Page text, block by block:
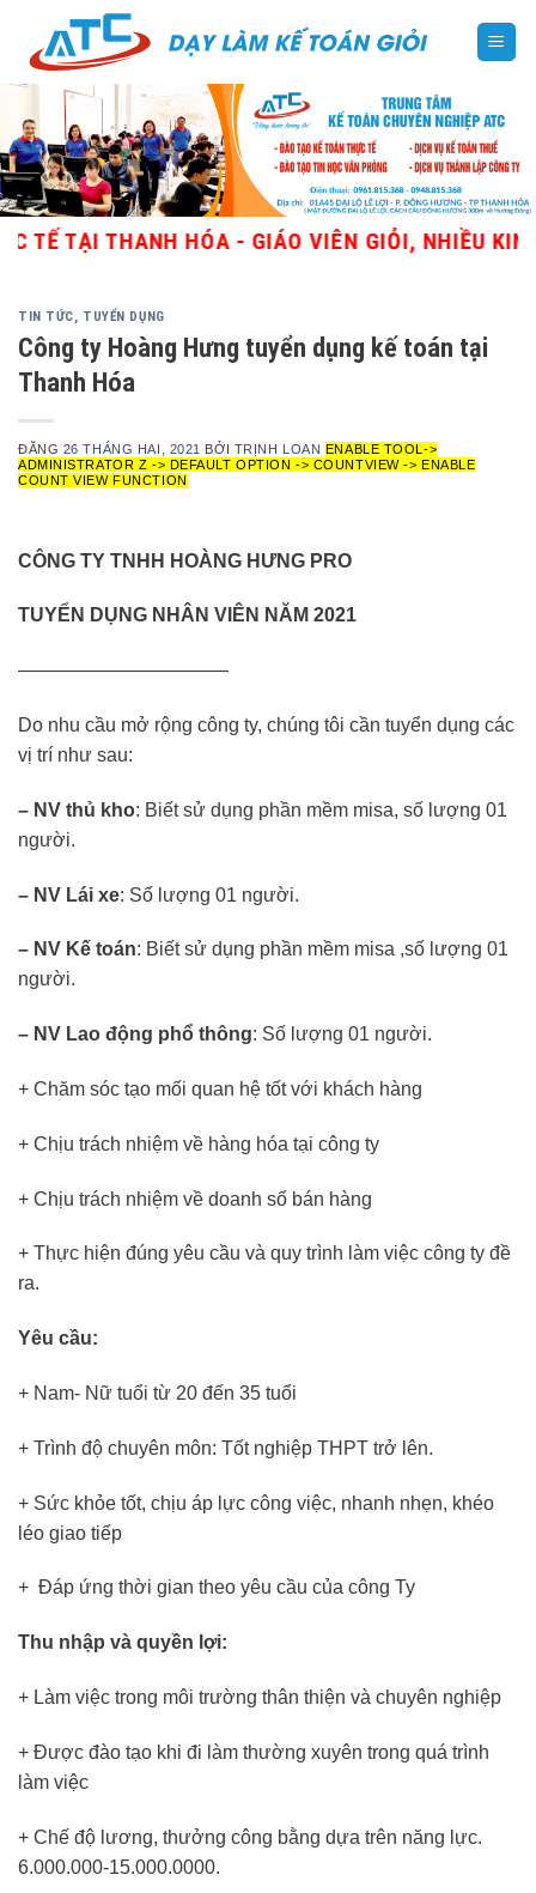
content
TẠI THANH HÓA - GIÁO VIÊN GIỎI, NHIỀU KINH
TIN TỨC, TUYỂN DỤNG
Công ty Hoàng Hưng tuyển dụng kế toán tại
Thanh Hóa
ĐĂNG 26 THÁNG HAI, 2021 BỞI TRỊNH LOAN ENABLE TOOL->
ADMINISTRATOR Z -> DEFAULT OPTION -> COUNTVIEW -> ENABLE
COUNT VIEW FUNCTION
CÔNG TY TNHH HOÀNG HƯNG PRO
TUYỂN DỤNG NHÂN VIÊN NĂM 2021
———————————
Do nhu cầu mở rộng công ty, chúng tôi cần tuyển dụng các
vị trí như sau:
– NV thủ kho: Biết sử dụng phần mềm misa, số lượng 01
người.
– NV Lái xe: Số lượng 01 người.
– NV Kế toán: Biết sử dụng phần mềm misa ,số lượng 01
người.
– NV Lao động phổ thông: Số lượng 01 người.
+ Chăm sóc tạo mối quan hệ tốt với khách hàng
+ Chịu trách nhiệm về hàng hóa tại công ty
+ Chịu trách nhiệm về doanh số bán hàng
+ Thực hiện đúng yêu cầu và quy trình làm việc công ty đề
ra.
Yêu cầu:
+ Nam- Nữ tuổi từ 20 đến 35 tuổi
+ Trình độ chuyên môn: Tốt nghiệp THPT trở lên.
+ Sức khỏe tốt, chịu áp lực công việc, nhanh nhẹn, khéo
léo giao tiếp
+ Đáp ứng thời gian theo yêu cầu của công Ty
Thu nhập và quyền lợi:
+ Làm việc trong môi trường thân thiện và chuyên nghiệp
+ Được đào tạo khi đi làm thường xuyên trong quá trình
làm việc
+ Chế độ lương, thưởng công bằng dựa trên năng lực.
6.000.000-15.000.0000.